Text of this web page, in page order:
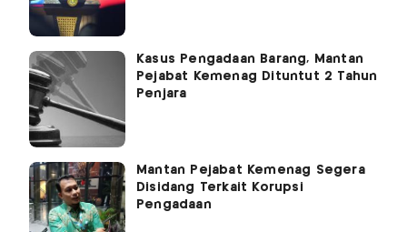
Kasus Pengadaan Barang, Mantan
Pejabat Kemenag Dituntut 2 Tahun
Penjara
Mantan Pejabat Kemenag Segera
Disidang Terkait Korupsi
Pengadaan